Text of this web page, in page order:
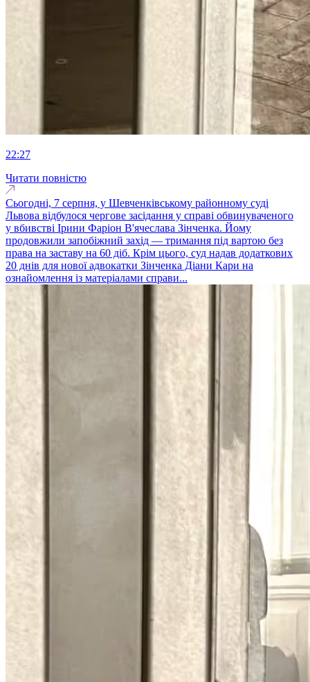
22:27
Читати повністю
Сьогодні, 7 серпня, у Шевченківському районному суді
Львова відбулося чергове засідання у справі обвинуваченого
у вбивстві Ірини Фаріон В'ячеслава Зінченка. Йому
продовжили запобіжний захід — тримання під вартою без
права на заставу на 60 діб. Крім цього, суд надав додаткових
20 днів для нової адвокатки Зінченка Діани Кари на
ознайомлення із матеріалами справи...